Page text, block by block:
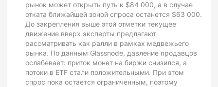
рынок может открыть путь к $84 000, а в случае
отката ближайшей зоной спроса останется $63 000.
До закрепления выше этой отметки текущее
движение вверх эксперты предлагают
рассматривать как ралли в рамках медвежьего
рынка. По данным Glassnode, давление продавцов
ослабевает: приток монет на биржи снизился, а
потоки в ETF стали положительными. При этом
спрос пока остается ограниченным, поэтому